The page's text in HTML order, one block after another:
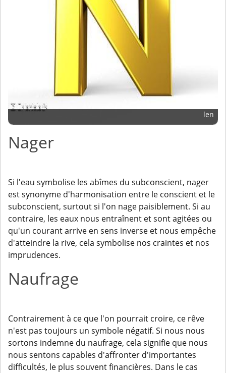
len
Nager
Si l'eau symbolise les abîmes du subconscient, nager
est synonyme d'harmonisation entre le conscient et le
subconscient, surtout si l'on nage paisiblement. Si au
contraire, les eaux nous entraînent et sont agitées ou
qu'un courant arrive en sens inverse et nous empêche
d'atteindre la rive, cela symbolise nos craintes et nos
imprudences.
Naufrage
Contrairement à ce que l'on pourrait croire, ce rêve
n'est pas toujours un symbole négatif. Si nous nous
sortons indemne du naufrage, cela signifie que nous
nous sentons capables d'affronter d'importantes
difficultés, le plus souvent financières. Dans le cas